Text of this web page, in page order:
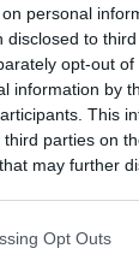
personal
disclosed to
opt-out
information by
This
parties on
that may further
app uses one
Opt Outs